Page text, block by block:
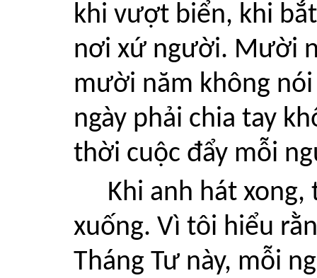
khi vượt biển, khi
nơi xứ người. Mười
mười năm không
ngày phải chia tay
thời cuộc đẩy mỗi
Khi anh hát
xuống. Vì tôi hiểu
Tháng Tư này, mỗi